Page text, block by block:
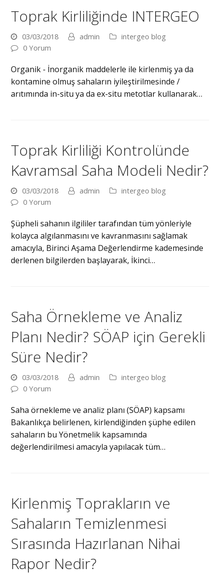
Toprak Kirliliğinde INTERGEO
03/03/2018 admin
intergeo blog
0 Yorum
Organik - İnorganik maddelerle ile kirlenmiş ya da
kontamine olmuş sahaların iyileştirilmesinde /
arıtımında in-situ ya da ex-situ metotlar kullanarak…
Toprak Kirliliği Kontrolünde
Kavramsal Saha Modeli Nedir?
03/03/2018 admin
intergeo blog
0 Yorum
Şüpheli sahanın ilgililer tarafından tüm yönleriyle
kolayca algılanmasını ve kavranmasını sağlamak
amacıyla, Birinci Aşama Değerlendirme kademesinde
derlenen bilgilerden başlayarak, İkinci…
Saha Örnekleme ve Analiz
Planı Nedir? SÖAP için Gerekli
Süre Nedir?
03/03/2018 admin
intergeo blog
0 Yorum
Saha örnekleme ve analiz planı (SÖAP) kapsamı
Bakanlıkça belirlenen, kirlendiğinden şüphe edilen
sahaların bu Yönetmelik kapsamında
değerlendirilmesi amacıyla yapılacak tüm…
Kirlenmiş Toprakların ve
Sahaların Temizlenmesi
Sırasında Hazırlanan Nihai
Rapor Nedir?